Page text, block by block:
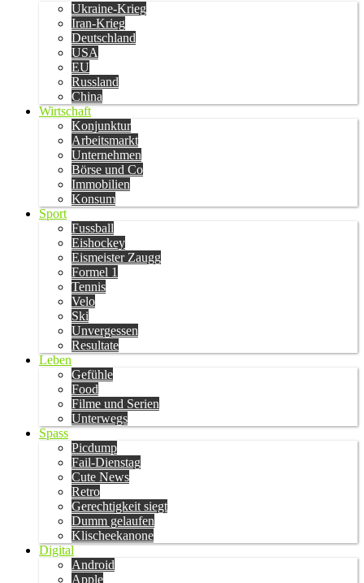
Ukraine-Krieg
Iran-Krieg
Deutschland
USA
EU
Russland
China
Wirtschaft
Konjunktur
Arbeitsmarkt
Unternehmen
Börse und Co
Immobilien
Konsum
Sport
Fussball
Eishockey
Eismeister Zaugg
Formel 1
Tennis
Velo
Ski
Unvergessen
Resultate
Leben
Gefühle
Food
Filme und Serien
Unterwegs
Spass
Picdump
Fail-Dienstag
Cute News
Retro
Gerechtigkeit siegt
Dumm gelaufen
Klischeekanone
Digital
Android
Apple